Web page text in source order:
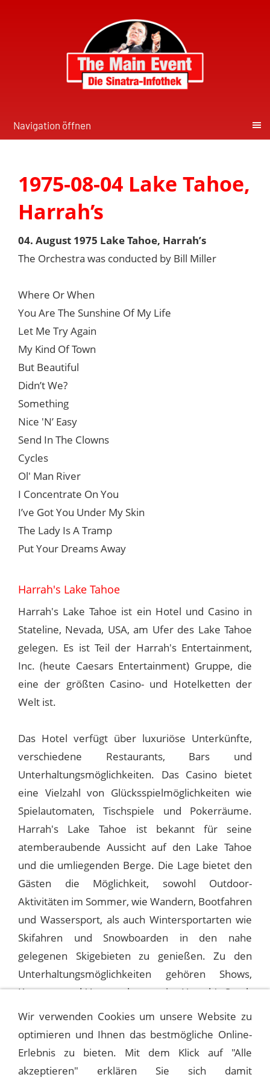
Navigation öffnen
1975-08-04 Lake Tahoe,
Harrah’s
04. August 1975 Lake Tahoe, Harrah’s
The Orchestra was conducted by Bill Miller
Where Or When
You Are The Sunshine Of My Life
Let Me Try Again
My Kind Of Town
But Beautiful
Didn’t We?
Something
Nice 'N’ Easy
Send In The Clowns
Cycles
Ol' Man River
I Concentrate On You
I’ve Got You Under My Skin
The Lady Is A Tramp
Put Your Dreams Away
Harrah's Lake Tahoe
Harrah's Lake Tahoe ist ein Hotel und Casino in
Stateline, Nevada, USA, am Ufer des Lake Tahoe
gelegen. Es ist Teil der Harrah's Entertainment,
Inc. (heute Caesars Entertainment) Gruppe, die
eine der größten Casino- und Hotelketten der
Welt ist.
Das Hotel verfügt über luxuriöse Unterkünfte,
verschiedene Restaurants, Bars und
Unterhaltungsmöglichkeiten. Das Casino bietet
eine Vielzahl von Glücksspielmöglichkeiten wie
Spielautomaten, Tischspiele und Pokerräume.
Harrah's Lake Tahoe ist bekannt für seine
atemberaubende Aussicht auf den Lake Tahoe
und die umliegenden Berge. Die Lage bietet den
Gästen die Möglichkeit, sowohl Outdoor-
Aktivitäten im Sommer, wie Wandern, Bootfahren
und Wassersport, als auch Wintersportarten wie
Skifahren und Snowboarden in den nahe
gelegenen Skigebieten zu genießen. Zu den
Unterhaltungsmöglichkeiten gehören Shows,
Konzerte und Veranstaltungen im Harrah's South
Shore Room.
1975-08-03 LAKE TAHOE, HARRAH’S
Wir verwenden Cookies um unsere Website zu
optimieren und Ihnen das bestmögliche Online-
Erlebnis zu bieten. Mit dem Klick auf "Alle
akzeptieren" erklären Sie sich damit